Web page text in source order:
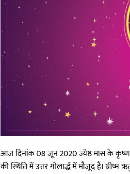
आज दिनांक 08 जून 2020 ज्येष्ठ मास के कृष्ण
की स्थिति में उत्तर गोलार्द्ध में मौजूद है। ग्रीष्म